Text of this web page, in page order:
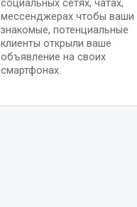
социальных сетях, чатах,
мессенджерах чтобы ваши
знакомые, потенциальные
клиенты открыли ваше
объявление на своих
смартфонах.